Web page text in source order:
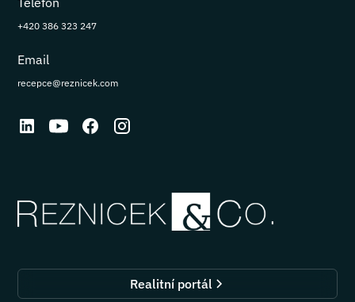
+420 386 323 247
Email
recepce@reznicek.com
Realitní portál